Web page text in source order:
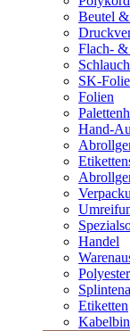
Beutel &
Flach- &
SK-
Folien
Hand-
Handel
Etiketten